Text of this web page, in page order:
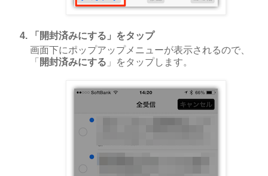
「開封済みにする」をタップ
画面下にポップアップメニューが表示されるので、
「 開封済みにする 」をタップします。